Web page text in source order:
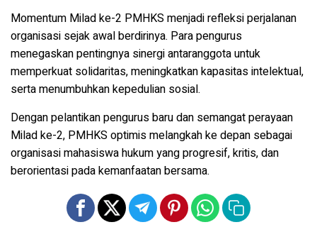
Momentum Milad ke-2 PMHKS menjadi refleksi perjalanan
organisasi sejak awal berdirinya. Para pengurus
menegaskan pentingnya sinergi antaranggota untuk
memperkuat solidaritas, meningkatkan kapasitas intelektual,
serta menumbuhkan kepedulian sosial.
Dengan pelantikan pengurus baru dan semangat perayaan
Milad ke-2, PMHKS optimis melangkah ke depan sebagai
organisasi mahasiswa hukum yang progresif, kritis, dan
berorientasi pada kemanfaatan bersama.